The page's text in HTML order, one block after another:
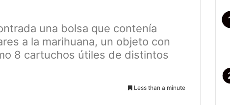
una bolsa que contenía
a la marihuana, un objeto con
8 cartuchos útiles de distintos
Less than a minute